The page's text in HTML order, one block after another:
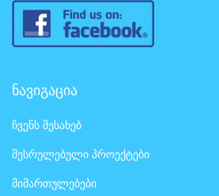
ნავიგაცია
ჩვენს შესახებ
შესრულებული პროექტები
მიმართულებები